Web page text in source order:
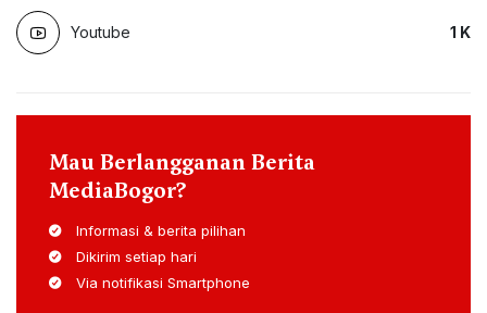
Youtube 1 K
Mau Berlangganan Berita
MediaBogor?
Informasi & berita pilihan
Dikirim setiap hari
Via notifikasi Smartphone